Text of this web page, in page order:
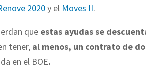
2020y el Moves II.
que estas ayudas se
tener, al menos, un contrato de
en el BOE.